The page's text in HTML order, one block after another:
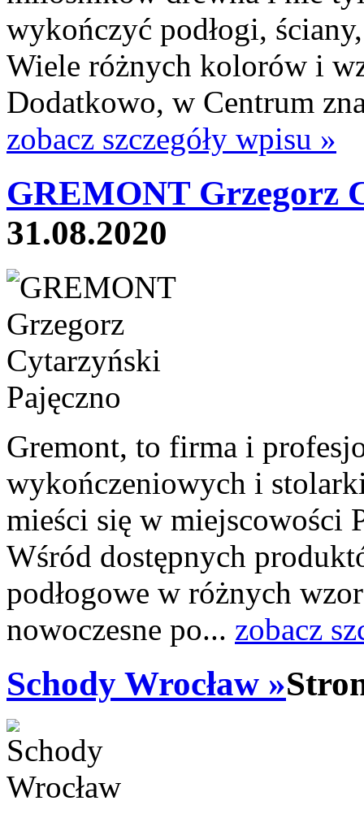
wykończyć podłogi,
Wiele różnych kolorów i
Dodatkowo, w Centrum
zobacz szczegóły wpisu »
GREMONT Grzegorz
31.08.2020
Gremont, to firma i
wykończeniowych i
mieści się w miejscowości
Wśród dostępnych
podłogowe w różnych
nowoczesne po... zobacz
Schody Wrocław »